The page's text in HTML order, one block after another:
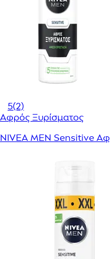
5(2)
Αφρός Ξυρίσματος
NIVEA MEN Sensitive